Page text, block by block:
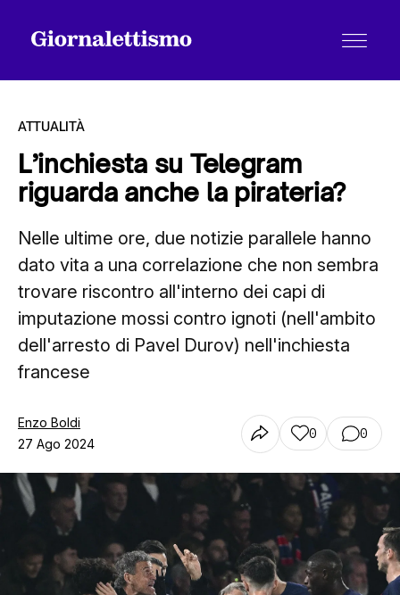
Tutti gli articoli
Chi siamo
Contatti
ATTUALITÀ
L’inchiesta su Telegram
riguarda anche la pirateria?
Nelle ultime ore, due notizie parallele hanno
dato vita a una correlazione che non sembra
trovare riscontro all'interno dei capi di
imputazione mossi contro ignoti (nell'ambito
dell'arresto di Pavel Durov) nell'inchiesta
francese
Enzo Boldi
27 Ago 2024
0 0